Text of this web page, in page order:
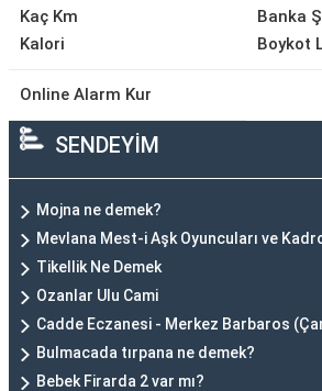
Kaç Km
Kalori
Banka
Boykot
Online Alarm Kur
SENDEYİM
Mojna ne demek?
Mevlana Mest-i Aşk Oyuncuları ve
Tikellik Ne Demek
Ozanlar Ulu Cami
Cadde Eczanesi - Merkez Barbaros
Bulmacada tırpana ne demek?
Bebek Firarda 2 var mı?